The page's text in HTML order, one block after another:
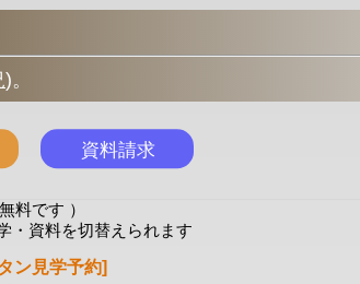
)。
無料です ）
・資料を切替えられます
ン見学予約]